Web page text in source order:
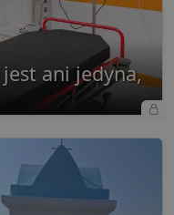
jest ani jedyna,